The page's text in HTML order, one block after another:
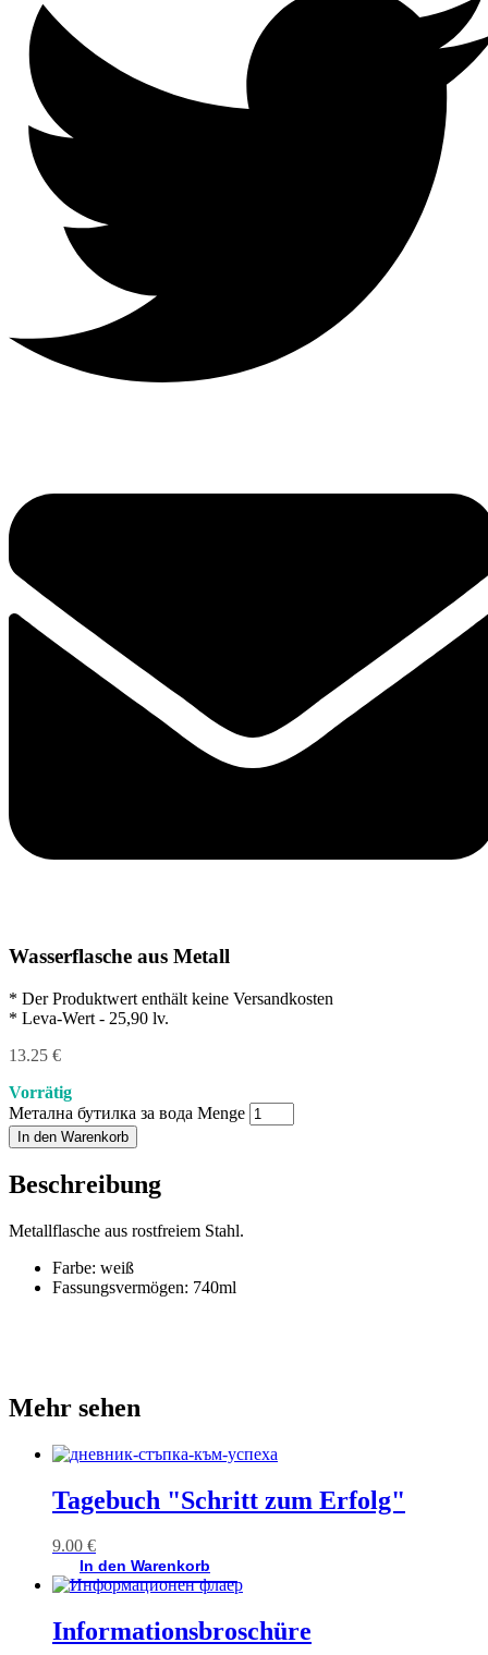
Wasserflasche aus Metall
* Der Produktwert enthält keine Versandkosten
* Leva-Wert - 25,90 lv.
13.25 €
Vorrätig
Метална бутилка за вода Menge
In den Warenkorb
Beschreibung
Metallflasche aus rostfreiem Stahl.
Farbe: weiß
Fassungsvermögen: 740ml
Mehr sehen
Tagebuch "Schritt zum Erfolg"
9.00 €
In den Warenkorb
Informationsbroschüre